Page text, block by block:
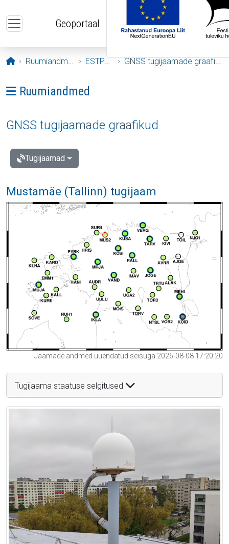
Geoportaal
Avaleht
Ruumiandmed ESTPOS GNSS tugijaamade graafikud
Ava menüü: Ruumiandmed
Ruumiandmed
GNSS tugijaamade graafikud
Tugijaamad
Mustamäe (Tallinn) tugijaam
Jaamade andmed uuendatud seisuga 2026-08-08 17:20:20
Tugijaama staatuse selgitused